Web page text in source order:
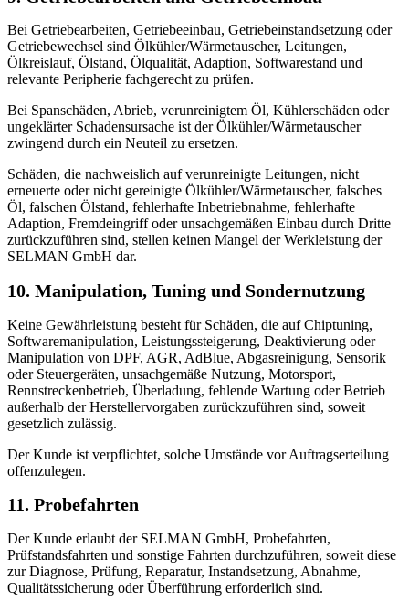
Bei Getriebearbeiten, Getriebeeinbau, Getriebeinstandsetzung oder
Getriebewechsel sind Ölkühler/Wärmetauscher, Leitungen,
Ölkreislauf, Ölstand, Ölqualität, Adaption, Softwarestand und
relevante Peripherie fachgerecht zu prüfen.
Bei Spanschäden, Abrieb, verunreinigtem Öl, Kühlerschäden oder
ungeklärter Schadensursache ist der Ölkühler/Wärmetauscher
zwingend durch ein Neuteil zu ersetzen.
Schäden, die nachweislich auf verunreinigte Leitungen, nicht
erneuerte oder nicht gereinigte Ölkühler/Wärmetauscher, falsches
Öl, falschen Ölstand, fehlerhafte Inbetriebnahme, fehlerhafte
Adaption, Fremdeingriff oder unsachgemäßen Einbau durch Dritte
zurückzuführen sind, stellen keinen Mangel der Werkleistung der
SELMAN GmbH dar.
10. Manipulation, Tuning und Sondernutzung
Keine Gewährleistung besteht für Schäden, die auf Chiptuning,
Softwaremanipulation, Leistungssteigerung, Deaktivierung oder
Manipulation von DPF, AGR, AdBlue, Abgasreinigung, Sensorik
oder Steuergeräten, unsachgemäße Nutzung, Motorsport,
Rennstreckenbetrieb, Überladung, fehlende Wartung oder Betrieb
außerhalb der Herstellervorgaben zurückzuführen sind, soweit
gesetzlich zulässig.
Der Kunde ist verpflichtet, solche Umstände vor Auftragserteilung
offenzulegen.
11. Probefahrten
Der Kunde erlaubt der SELMAN GmbH, Probefahrten,
Prüfstandsfahrten und sonstige Fahrten durchzuführen, soweit diese
zur Diagnose, Prüfung, Reparatur, Instandsetzung, Abnahme,
Qualitätssicherung oder Überführung erforderlich sind.